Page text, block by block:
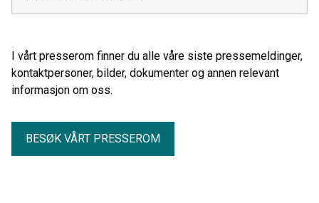
I vårt presserom finner du alle våre siste pressemeldinger,
kontaktpersoner, bilder, dokumenter og annen relevant
informasjon om oss.
BESØK VÅRT PRESSEROM